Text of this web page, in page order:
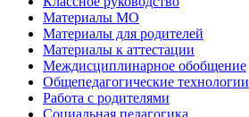
Материалы МО
Материалы для родителей
Материалы к аттестации
Междисциплинарное обобщение
Общепедагогические технологии
Работа с родителями
Социальная педагогика